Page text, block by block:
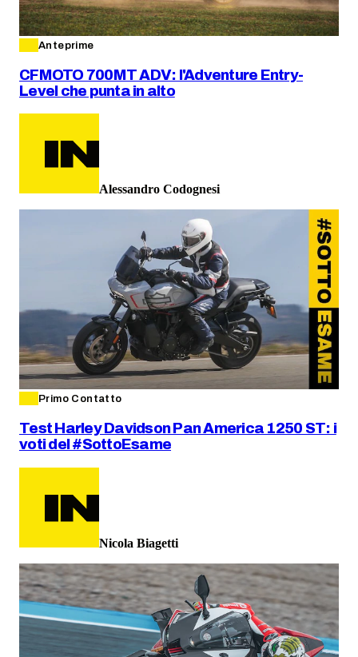
Anteprime
CFMOTO 700MT ADV: l'Adventure Entry-
Level che punta in alto
Alessandro Codognesi
Primo Contatto
Test Harley Davidson Pan America 1250 ST: i
voti del #SottoEsame
Nicola Biagetti